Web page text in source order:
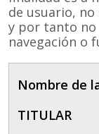
de usuario,
y por tanto no
navegación o
Nombre de
TITULAR